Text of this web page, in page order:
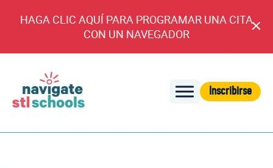
HAGA CLIC AQUÍ PARA PROGRAMAR UNA CITA
CON UN NAVEGADOR
por
Inscribirse